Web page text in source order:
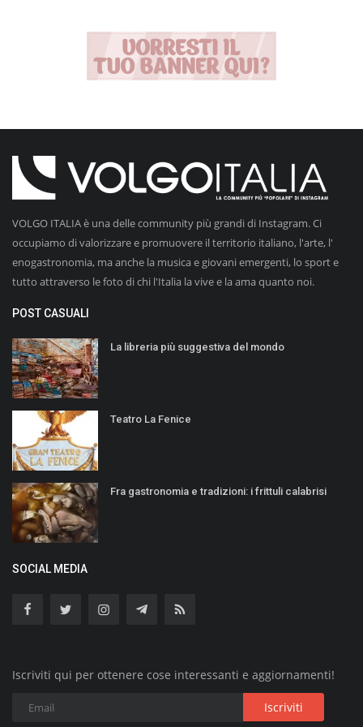
VOLGO ITALIA è una delle community più grandi di Instagram. Ci
occupiamo di valorizzare e promuovere il territorio italiano, l'arte, l'
enogastronomia, ma anche la musica e giovani emergenti, lo sport e
tutto attraverso le foto di chi l'Italia la vive e la ama quanto noi.
POST CASUALI
La libreria più suggestiva del mondo
Teatro La Fenice
Fra gastronomia e tradizioni: i frittuli calabrisi
SOCIAL MEDIA
Iscriviti qui per ottenere cose interessanti e aggiornamenti!
Iscriviti